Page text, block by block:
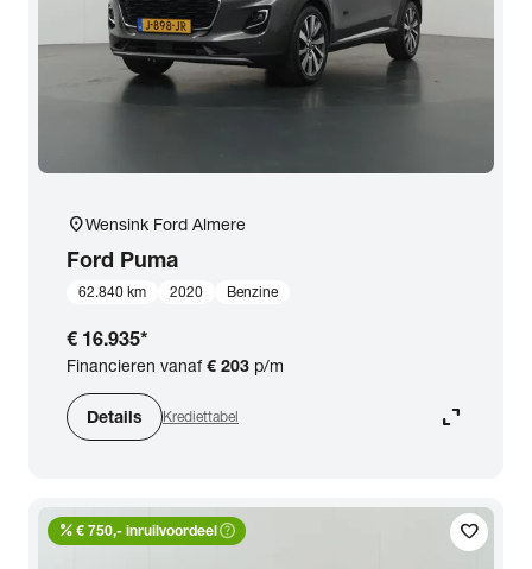
location_onWensink Ford Almere
Ford Puma
62.840 km 2020 Benzine
€ 16.935*
Financieren vanaf€ 203 p/m
Details Krediettabel expand_content
favorite
percent € 750,- inruilvoordeelhelp_outline